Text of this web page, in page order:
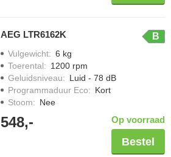
AEG LTR6162K B
Vulgewicht: 6 kg
Toerental: 1200 rpm
Geluidsniveau: Luid - 78 dB
Programmaduur Eco: Kort
Stoom: Nee
548,- Op voorraad
Bestel